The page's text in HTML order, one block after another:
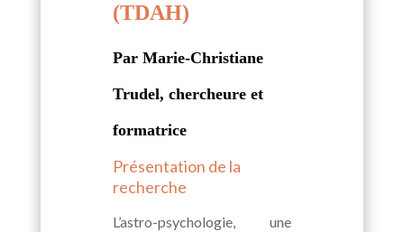
(TDAH)
Par Marie-Christiane
Trudel, chercheure et
formatrice
Présentation de la
recherche
L’astro-psychologie, une